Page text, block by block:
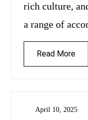
rich culture,
a range of
Read More
April 10, 2025